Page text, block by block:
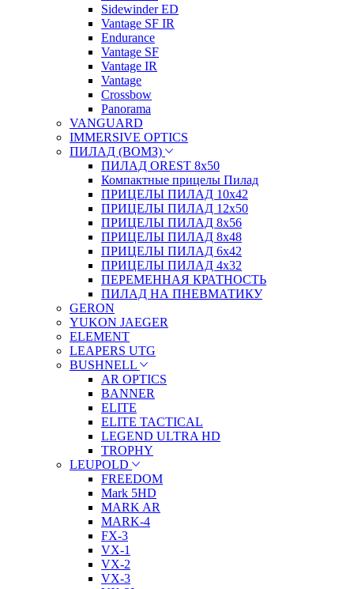
Sidewinder ED
Vantage SF IR
Endurance
Vantage SF
Vantage IR
Vantage
Crossbow
Panorama
VANGUARD
IMMERSIVE OPTICS
ПИЛАД (ВОМЗ)
ПИЛАД OREST 8х50
Компактные прицелы Пилад
ПРИЦЕЛЫ ПИЛАД 10х42
ПРИЦЕЛЫ ПИЛАД 12х50
ПРИЦЕЛЫ ПИЛАД 8х56
ПРИЦЕЛЫ ПИЛАД 8х48
ПРИЦЕЛЫ ПИЛАД 6х42
ПРИЦЕЛЫ ПИЛАД 4х32
ПЕРЕМЕННАЯ КРАТНОСТЬ
ПИЛАД НА ПНЕВМАТИКУ
GERON
YUKON JAEGER
ELEMENT
LEAPERS UTG
BUSHNELL
AR OPTICS
BANNER
ELITE
ELITE TACTICAL
LEGEND ULTRA HD
TROPHY
LEUPOLD
FREEDOM
Mark 5HD
MARK AR
MARK-4
FX-3
VX-1
VX-2
VX-3